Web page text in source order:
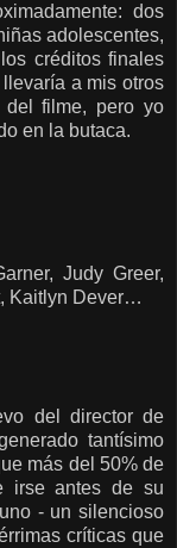
dos
adolescentes,
créditos finales
a mis otros
filme, pero yo
en la butaca.
Judy Greer,
Kaitlyn Dever…
del director de
tantísimo
más del 50% de
irseantes de su
- un silencioso
críticas que